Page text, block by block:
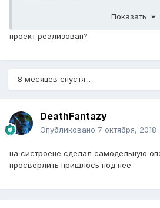
Тк имею в наличии винтовую
Перед:
заказаны. Как только сделают, и
выложу чертежи.
Схема стойки
Показать
проект реализован?
8 месяцев спустя...
DeathFantazy
Опубликовано 7 октября, 2018
на систроене сделал самодельную
просверлить пришлось под нее